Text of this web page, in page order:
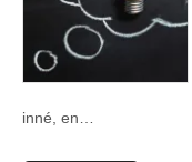
inné, en…